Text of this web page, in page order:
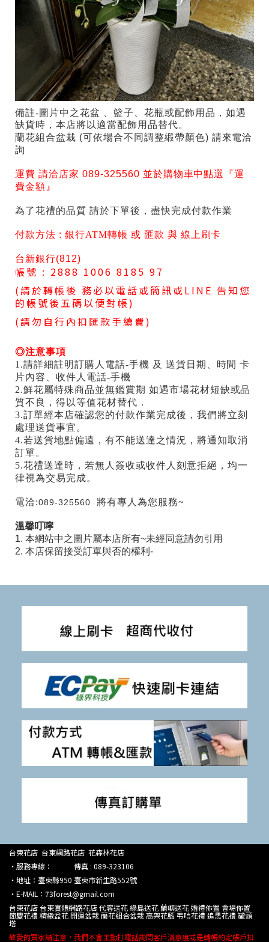
備註-圖片中之花盆 、籃子、花瓶或配飾用品，如遇
缺貨時，本店將以適當配飾用品替代。
蘭花組合盆栽 (可依場合不同調整緞帶顏色) 請來電洽
詢
運費 請洽店家 089-325560 並於購物車中點選『運
費金額』
為了花禮的品質 請於下單後，盡快完成付款作業
付款方法 :銀行ATM轉帳 或 匯款 與 線上刷卡
台新銀行(812)
帳號 : 2888 1006 8185 97
(請於轉帳後 務必以電話或簡訊或LINE 告知您
的帳號後五碼以便對帳)
(請勿自行內扣匯款手續費)
◎注意事項
1.請詳細註明訂購人電話-手機 及 送貨日期、時間 卡
片內容、收件人電話-手機
2.鮮花屬特殊商品並無鑑賞期 如遇市場花材短缺或品
質不良，得以等值花材替代．
3.訂單經本店確認您的付款作業完成後，我們將立刻
處理送貨事宜。
4.若送貨地點偏遠，有不能送達之情況，將通知取消
訂單。
5.花禮送達時，若無人簽收或收件人刻意拒絕，均一
律視為交易完成。
電洽:089-325560 將有專人為您服務~
溫馨叮嚀
1. 本網站中之圖片屬本店所有~未經同意請勿引用
2. 本店保留接受訂單與否的權利-
台東花店 台東網路花店 花森林花店
‧服務專線： 傳真 : 089-323106
‧地址：臺東縣950 臺東市新生路552號
‧E-MAIL：73forest@gmail.com
台東花店 台東實體網路花店 代客送花 綠島送花 蘭嶼送花 婚禮佈置 會場佈置
節慶花禮 精緻盆花 開運盆栽 蘭花組合盆栽 高架花籃 弔唁花禮 追思花禮 罐頭
塔
敬愛的買家請注意，我們不會主動打電話詢問客戶滿意度或是轉帳約定帳戶扣